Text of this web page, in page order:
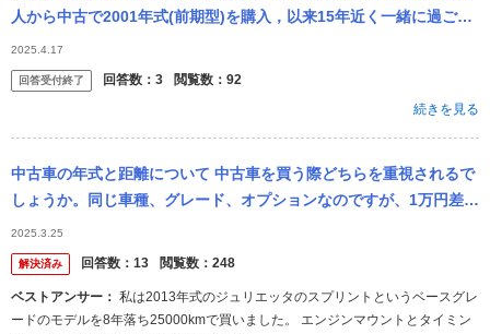
人から中古で2001年式(前期型)を購入，以来15年近く一緒に過ごし
てきました。 その間，セレが壊れて駅前のロータリーのど真ん中...
2025.4.17
回答受付終了 回答数： 3 閲覧数： 92
続きを見る
中古車の年式と距離について 中古車を買う際どちらを重視されるで
しょうか。同じ車種、グレード、オプションなのですが、1万円差な
ので迷っています。 1.2017年式、2万キロ 2.2019年式、...
2025.3.25
解決済み 回答数： 13 閲覧数： 248
ベストアンサー：
ードのモデルを8年落ち25000kmで買いました。 エンジンマウントとタイミン